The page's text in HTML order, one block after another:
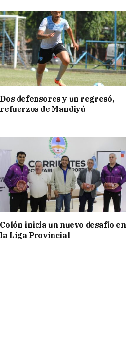
Dos defensores y un regresó,
refuerzos de Mandiyú
Colón inicia un nuevo desafío en
la Liga Provincial